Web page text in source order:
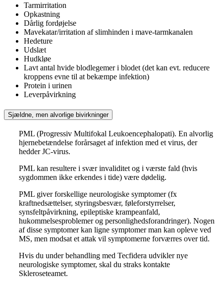
Tarmirritation
Opkastning
Dårlig fordøjelse
Mavekatar/irritation af slimhinden i mave-tarmkanalen
Hedeture
Udslæt
Hudkløe
Lavt antal hvide blodlegemer i blodet (det kan evt. reducere
kroppens evne til at bekæmpe infektion)
Protein i urinen
Leverpåvirkning
Sjældne, men alvorlige bivirkninger
PML (Progressiv Multifokal Leukoencephalopati). En alvorlig
hjernebetændelse forårsaget af infektion med et virus, der
hedder JC-virus.
PML kan resultere i svær invaliditet og i værste fald (hvis
sygdommen ikke erkendes i tide) være dødelig.
PML giver forskellige neurologiske symptomer (fx
kraftnedsættelser, styringsbesvær, føleforstyrrelser,
synsfeltpåvirkning, epileptiske krampeanfald,
hukommelsesproblemer og personlighedsforandringer). Nogen
af disse symptomer kan ligne symptomer man kan opleve ved
MS, men modsat et attak vil symptomerne forværres over tid.
Hvis du under behandling med Tecfidera udvikler nye
neurologiske symptomer, skal du straks kontakte
Skleroseteamet.